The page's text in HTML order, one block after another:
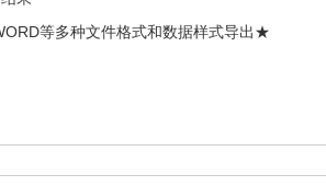
等多种文件格式和数据样式导出★